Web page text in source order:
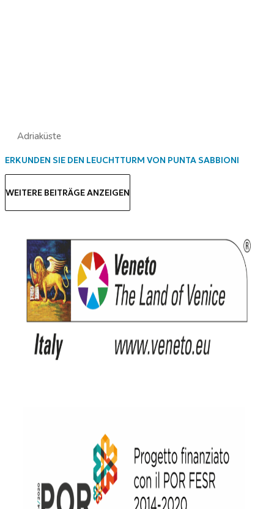
Adriaküste
ERKUNDEN SIE DEN LEUCHTTURM VON PUNTA SABBIONI
WEITERE BEITRÄGE ANZEIGEN